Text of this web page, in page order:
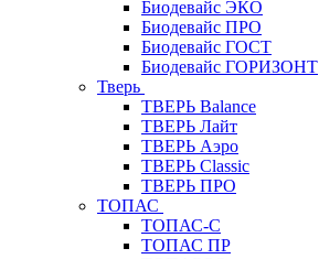
Биодевайс ЭКО
Биодевайс ПРО
Биодевайс ГОСТ
Биодевайс ГОРИЗОНТ
Тверь
ТВЕРЬ Balance
ТВЕРЬ Лайт
ТВЕРЬ Аэро
ТВЕРЬ Classic
ТВЕРЬ ПРО
ТОПАС
ТОПАС-С
ТОПАС ПР